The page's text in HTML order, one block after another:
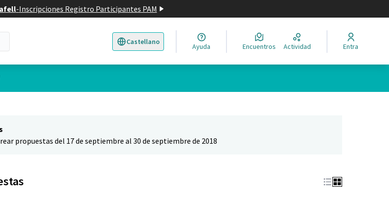
-Inscripciones Registro Participantes PAM
Castellano
Triar la llengua Elegir el idioma
Ayuda Encuentros Actividad Entra
de usuario
propuestas del 17 de septiembre al 30 de septiembre de 2018